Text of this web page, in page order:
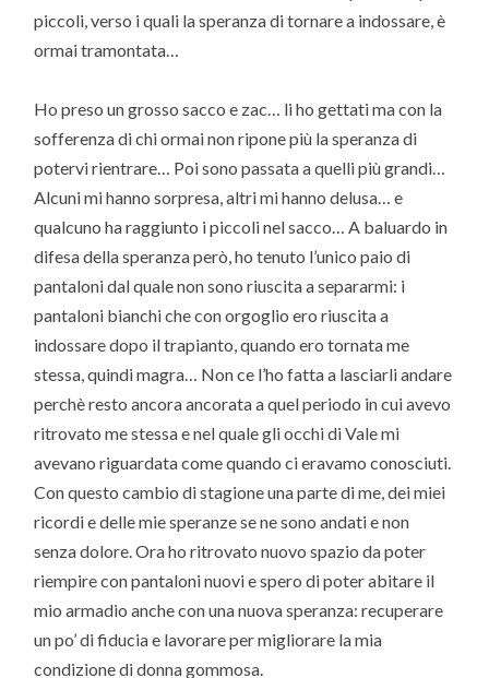
piccoli, verso i quali la speranza di tornare a indossare, è
ormai tramontata…
Ho preso un grosso sacco e zac… li ho gettati ma con la
sofferenza di chi ormai non ripone più la speranza di
potervi rientrare… Poi sono passata a quelli più grandi…
Alcuni mi hanno sorpresa, altri mi hanno delusa… e
qualcuno ha raggiunto i piccoli nel sacco… A baluardo in
difesa della speranza però, ho tenuto l’unico paio di
pantaloni dal quale non sono riuscita a separarmi: i
pantaloni bianchi che con orgoglio ero riuscita a
indossare dopo il trapianto, quando ero tornata me
stessa, quindi magra… Non ce l’ho fatta a lasciarli andare
perchè resto ancora ancorata a quel periodo in cui avevo
ritrovato me stessa e nel quale gli occhi di Vale mi
avevano riguardata come quando ci eravamo conosciuti.
Con questo cambio di stagione una parte di me, dei miei
ricordi e delle mie speranze se ne sono andati e non
senza dolore. Ora ho ritrovato nuovo spazio da poter
riempire con pantaloni nuovi e spero di poter abitare il
mio armadio anche con una nuova speranza: recuperare
un po’ di fiducia e lavorare per migliorare la mia
condizione di donna gommosa.